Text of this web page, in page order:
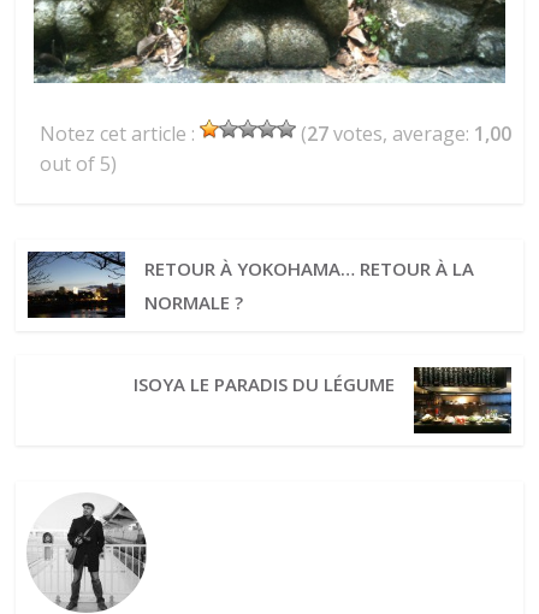
Notez cet article : (27votes, average: 1,00
out of 5)
RETOUR À YOKOHAMA… RETOUR À LA
NORMALE ?
ISOYA LE PARADIS DU LÉGUME